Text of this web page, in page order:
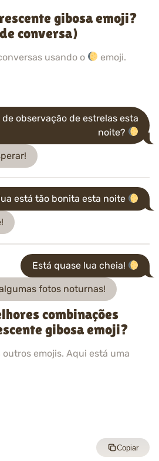
gibosa emoji?
conversa)
usando o emoji.
observação de estrelas esta
noite?
está tão bonita esta noite
Está quase lua cheia!
fotos noturnas!
combinações
gibosa emoji?
emojis. Aqui está uma
Copiar